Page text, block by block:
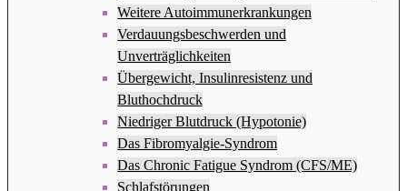
Weitere Autoimmunerkrankungen
Verdauungsbeschwerden und
Unverträglichkeiten
Übergewicht, Insulinresistenz und
Bluthochdruck
Niedriger Blutdruck (Hypotonie)
Das Fibromyalgie-Syndrom
Das Chronic Fatigue Syndrom (CFS/ME)
Schlafstörungen